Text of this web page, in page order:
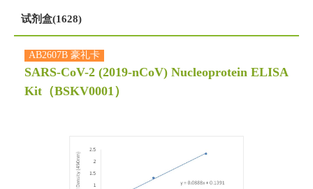
试剂盒(1628)
AB2607B 豪礼卡
SARS-CoV-2 (2019-nCoV) Nucleoprotein ELISA
Kit （BSKV0001）